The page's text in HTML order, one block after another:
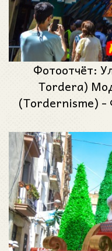
Фотоотчёт:
Tordera)
(Tordernisme) -